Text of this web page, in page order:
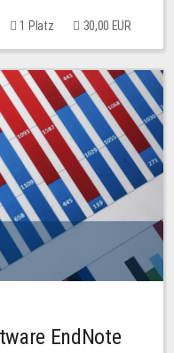
1 Platz 30,00 EUR
EndNote